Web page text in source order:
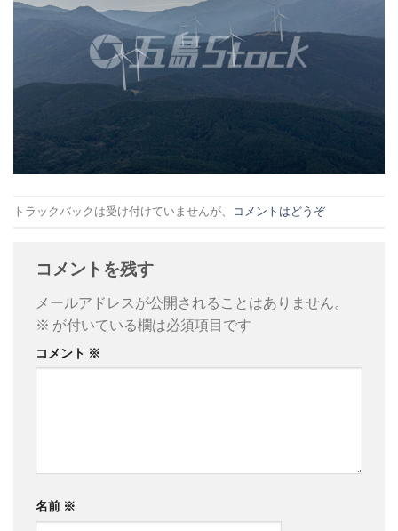
トラックバックは受け付けていませんが、 コメントはどうぞ
コメントを残す
メールアドレスが公開されることはありません。
※ が付いている欄は必須項目です
コメント ※
名前 ※